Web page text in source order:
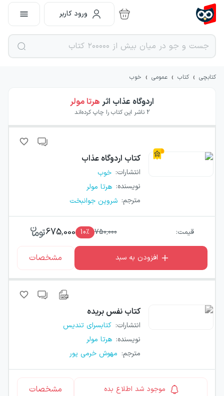
ورود کاربر
کتابچی › کتاب › عمومی › خوب
اردوگاه عذاب اثر هرتا مولر
2 ناشر این کتاب را چاپ کرده‌اند
کتاب اردوگاه عذاب
انتشارات: خوب
نویسنده: هرتا مولر
مترجم: شروین جوانبخت
قیمت: 750,000
10٪ 675,000
افزودن به سبد مشخصات
کتاب نفس بریده
انتشارات: کتابسرای تندیس
نویسنده: هرتا مولر
مترجم: مهوش خرمی پور
موجود شد اطلاع بده مشخصات